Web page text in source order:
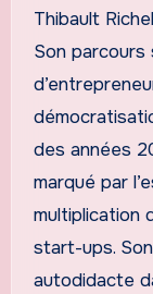
Thibault
Son parcours
des années
marqué par
multiplication
start-ups.
autodidacte